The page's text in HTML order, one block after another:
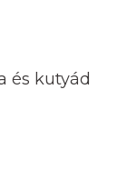
és kutyád